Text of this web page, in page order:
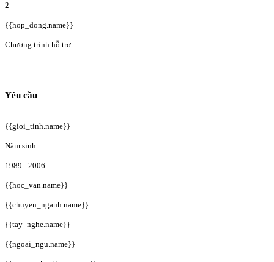
2
{{hop_dong.name}}
Chương trình hỗ trợ
Yêu cầu
{{gioi_tinh.name}}
Năm sinh
1989 - 2006
{{hoc_van.name}}
{{chuyen_nganh.name}}
{{tay_nghe.name}}
{{ngoai_ngu.name}}